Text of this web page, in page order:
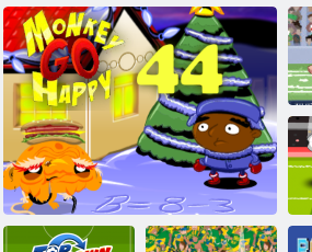
Cap de volei
Cap zombie Cap de fotbal